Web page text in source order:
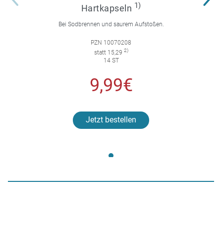
Hartkapseln 1)
Bei Sodbrennen und saurem Aufstoßen.
PZN 10070208
statt 15,29 2)
14 ST
9,99€
Jetzt bestellen